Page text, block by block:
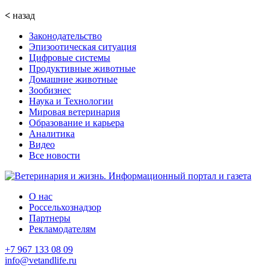
< назад
Законодательство
Эпизоотическая ситуация
Цифровые системы
Продуктивные животные
Домашние животные
Зообизнес
Наука и Технологии
Мировая ветеринария
Образование и карьера
Аналитика
Видео
Все новости
О нас
Россельхознадзор
Партнеры
Рекламодателям
+7 967 133 08 09
info@vetandlife.ru